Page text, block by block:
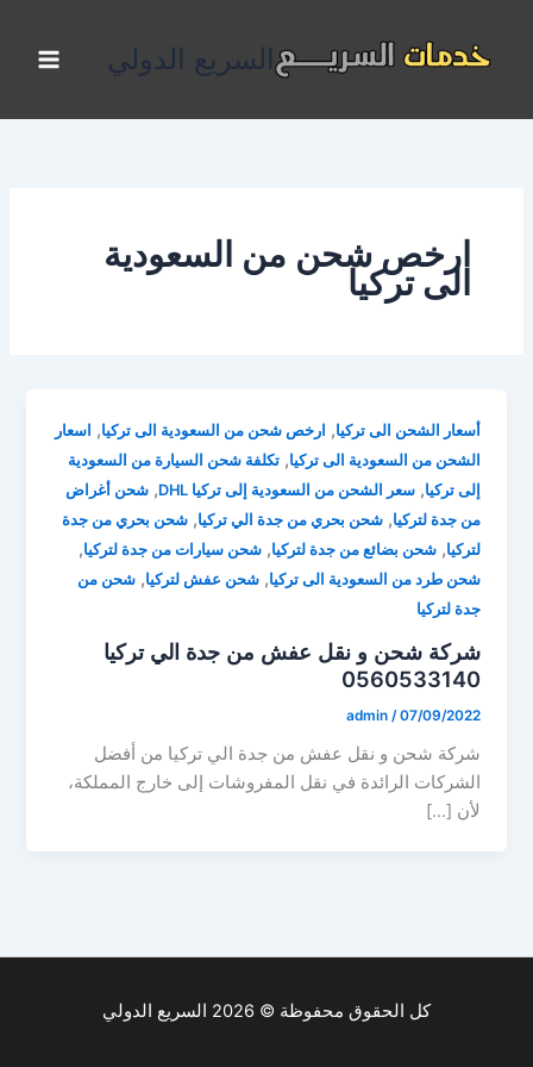
المحتوى
السريع الدولي
ارخص شحن من السعودية
الى تركيا
أسعار الشحن الى تركيا, ارخص شحن من السعودية الى تركيا, اسعار
الشحن من السعودية الى تركيا,تكلفة شحن السيارة من السعودية
إلى تركيا,سعر الشحن من السعودية إلى تركيا DHL ,شحن أغراض
من جدة لتركيا,شحن بحري من جدة الي تركيا,شحن بحري من جدة
لتركيا,شحن بضائع من جدة لتركيا,شحن سيارات من جدة لتركيا,
شحن طرد من السعودية الى تركيا,شحن عفش لتركيا,شحن من
جدة لتركيا
شركة شحن و نقل عفش من جدة الي تركيا
0560533140
admin /07/09/2022
شركة شحن و نقل عفش من جدة الي تركيا من أفضل
الشركات الرائدة في نقل المفروشات إلى خارج المملكة،
لأن […]
كل الحقوق محفوظة © 2026 السريع الدولي